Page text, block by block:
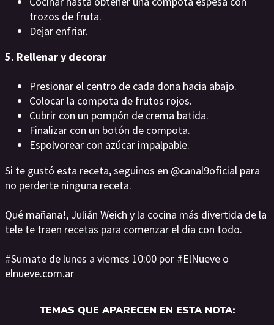
trozos de fruta.
Dejar enfriar.
5. Rellenar y decorar
Presionar el centro de cada dona hacia abajo.
Colocar la compota de frutos rojos.
Cubrir con un pompón de crema batida.
Finalizar con un botón de compota.
Espolvorear con azúcar impalpable.
Si te gustó esta receta, seguinos en @canal9oficial para
no perderte ninguna receta.
Qué mañana!, Julián Weich y la cocina más divertida de la
tele te traen recetas para comenzar el día con todo.
#Sumate de lunes a viernes 10:00 por #ElNueve o
elnueve.com.ar
TEMAS QUE APARECEN EN ESTA NOTA: